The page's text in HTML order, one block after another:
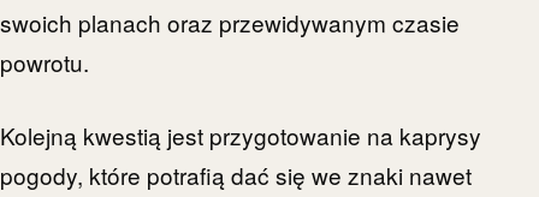
swoich planach oraz przewidywanym czasie
powrotu.
Kolejną kwestią jest przygotowanie na kaprysy
pogody, które potrafią dać się we znaki nawet